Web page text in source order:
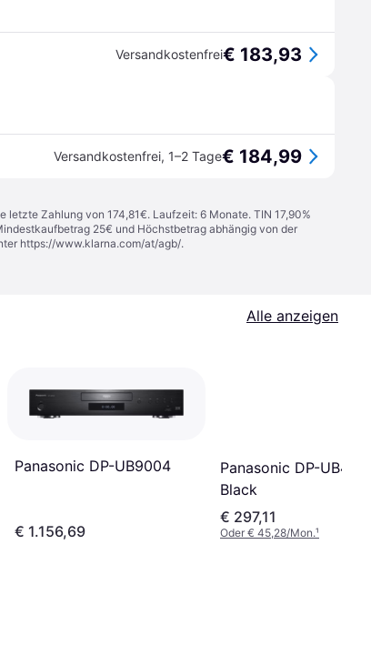
Versandkostenfrei€ 183,93
Versandkostenfrei, 1–2 Tage€ 184,99
Zahlung von 174,81€. Laufzeit: 6 Monate. TIN 17,90%
25€ und Höchstbetrag abhängig von der
https://www.klarna.com/at/agb/.
Alle anzeigen
Panasonic DP-UB9004
€ 1.156,69
Panasonic DP-UB424
Black
€ 297,11
Oder € 45,28/Mon.¹